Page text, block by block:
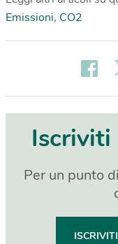
Emissioni, CO2
Iscriviti
Per un punto